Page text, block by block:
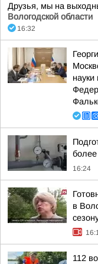
Друзья, мы на
Вологодской области
16:32
более
16:24
в
112